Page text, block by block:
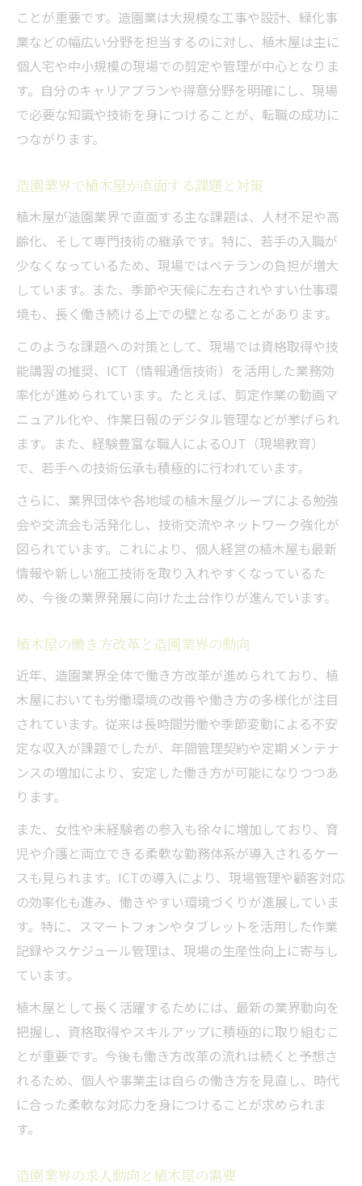
ことが重要です。造園業は大規模な工事や設計、緑化事
業などの幅広い分野を担当するのに対し、植木屋は主に
個人宅や中小規模の現場での剪定や管理が中心となりま
す。自分のキャリアプランや得意分野を明確にし、現場
で必要な知識や技術を身につけることが、転職の成功に
つながります。
造園業界で植木屋が直面する課題と対策
植木屋が造園業界で直面する主な課題は、人材不足や高
齢化、そして専門技術の継承です。特に、若手の入職が
少なくなっているため、現場ではベテランの負担が増大
しています。また、季節や天候に左右されやすい仕事環
境も、長く働き続ける上での壁となることがあります。
このような課題への対策として、現場では資格取得や技
能講習の推奨、ICT（情報通信技術）を活用した業務効
率化が進められています。たとえば、剪定作業の動画マ
ニュアル化や、作業日報のデジタル管理などが挙げられ
ます。また、経験豊富な職人によるOJT（現場教育）
で、若手への技術伝承も積極的に行われています。
さらに、業界団体や各地域の植木屋グループによる勉強
会や交流会も活発化し、技術交流やネットワーク強化が
図られています。これにより、個人経営の植木屋も最新
情報や新しい施工技術を取り入れやすくなっているた
め、今後の業界発展に向けた土台作りが進んでいます。
植木屋の働き方改革と造園業界の動向
近年、造園業界全体で働き方改革が進められており、植
木屋においても労働環境の改善や働き方の多様化が注目
されています。従来は長時間労働や季節変動による不安
定な収入が課題でしたが、年間管理契約や定期メンテナ
ンスの増加により、安定した働き方が可能になりつつあ
ります。
また、女性や未経験者の参入も徐々に増加しており、育
児や介護と両立できる柔軟な勤務体系が導入されるケー
スも見られます。ICTの導入により、現場管理や顧客対応
の効率化も進み、働きやすい環境づくりが進展していま
す。特に、スマートフォンやタブレットを活用した作業
記録やスケジュール管理は、現場の生産性向上に寄与し
ています。
植木屋として長く活躍するためには、最新の業界動向を
把握し、資格取得やスキルアップに積極的に取り組むこ
とが重要です。今後も働き方改革の流れは続くと予想さ
れるため、個人や事業主は自らの働き方を見直し、時代
に合った柔軟な対応力を身につけることが求められま
す。
造園業界の求人動向と植木屋の需要